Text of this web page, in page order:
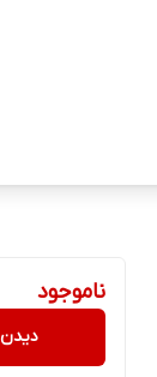
ناموجود